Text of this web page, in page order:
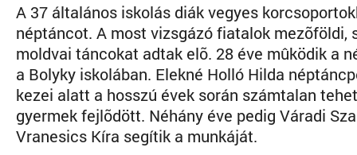
A 37 általános iskolás diák vegyes
néptáncot. A most vizsgázó fiatalok mezõföldi,
moldvai táncokat adtak elõ. 28 éve mûködik a
a Bolyky iskolában. Elekné Holló Hilda
kezei alatt a hosszú évek során számtalan
gyermek fejlõdött. Néhány éve pedig Váradi
Vranesics Kíra segítik a munkáját.